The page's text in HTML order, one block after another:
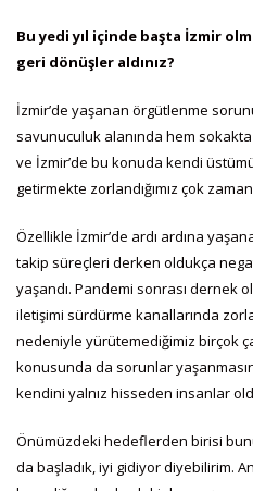
Bu yedi yıl içinde başta İzmir
geri dönüşler aldınız?
İzmir’de yaşanan örgütlenme
savunuculuk alanında hem
ve İzmir’de bu konuda kendi
getirmekte zorlandığımız çok
Özellikle İzmir’de ardı ardına
takip süreçleri derken oldukça
yaşandı. Pandemi sonrası dernek
iletişimi sürdürme kanallarında
nedeniyle yürütemediğimiz birçok
konusunda da sorunlar
kendini yalnız hisseden insanlar
Önümüzdeki hedeflerden birisi
da başladık, iyi gidiyor diyebilirim.